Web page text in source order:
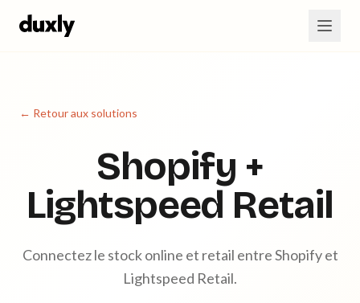
← Retour aux solutions
Shopify +
Lightspeed Retail
Connectez le stock online et retail entre Shopify et
Lightspeed Retail.